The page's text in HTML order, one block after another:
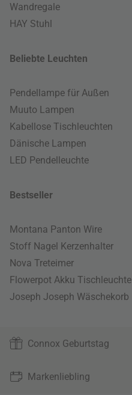
Wandregale
HAY Stuhl
Beliebte Leuchten
Pendellampe für Außen
Muuto Lampen
Kabellose Tischleuchten
Dänische Lampen
LED Pendelleuchte
Bestseller
Montana Panton Wire
Stoff Nagel Kerzenhalter
Nova Treteimer
Flowerpot Akku Tischleuchte
Joseph Joseph Wäschekorb
Connox Geburtstag
Markenliebling